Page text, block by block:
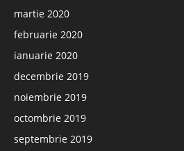
martie 2020
februarie 2020
ianuarie 2020
decembrie 2019
noiembrie 2019
octombrie 2019
septembrie 2019